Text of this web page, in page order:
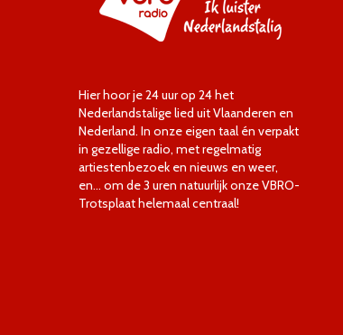
Hier hoor je 24 uur op 24 het
Nederlandstalige lied uit Vlaanderen en
Nederland. In onze eigen taal én verpakt
in gezellige radio, met regelmatig
artiestenbezoek en nieuws en weer,
en… om de 3 uren natuurlijk onze VBRO-
Trotsplaat helemaal centraal!